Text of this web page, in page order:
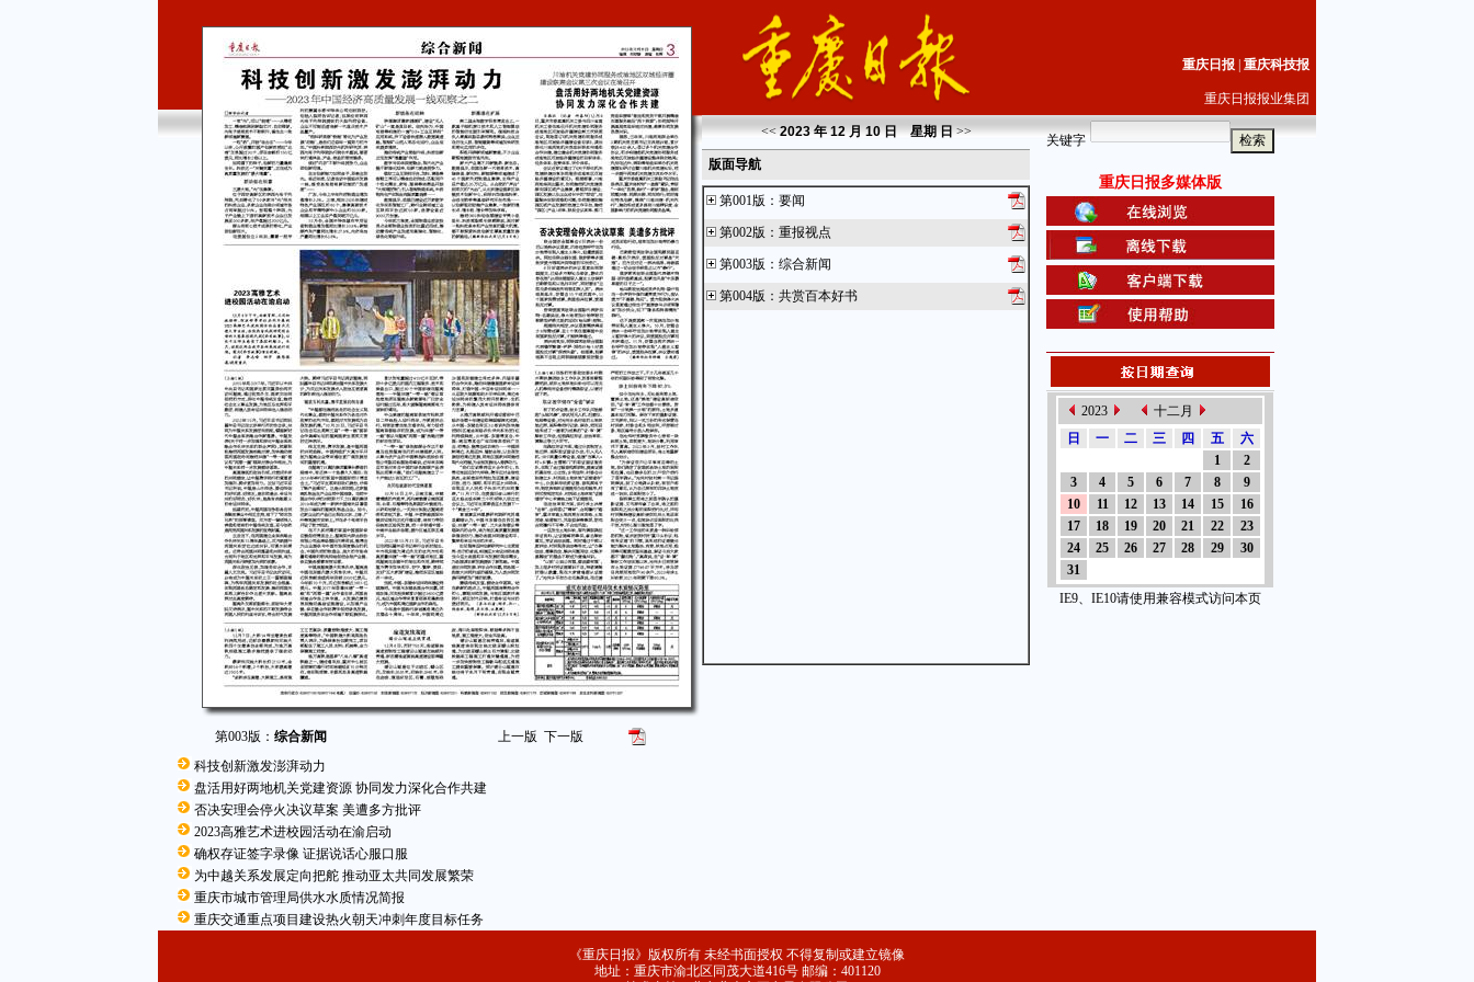
第003版： 综合新闻 上一版 下一版
科技创新激发澎湃动力
盘活用好两地机关党建资源 协同发力深化合作共建
否决安理会停火决议草案 美遭多方批评
2023高雅艺术进校园活动在渝启动
确权存证签字录像 证据说话心服口服
为中越关系发展定向把舵 推动亚太共同发展繁荣
重庆市城市管理局供水水质情况简报
重庆交通重点项目建设热火朝天冲刺年度目标任务
重庆日报 重庆科技报
重庆日报报业集团
<< 2023 年 12 月 10 日 星期日 >>
版面导航
第001版 ： 要闻
第002版 ： 重报视点
第003版 ： 综合新闻
第004版 ： 共赏百本好书
关键字
重庆日报多媒体版
2023
十二月
日
一 二 三 四 五
六
1
2
3
4 5 6 7 8
9
10
11 12 13 14 15
16
17
18 19 20 21 22
23
24
25 26 27 28 29
30
31
IE9、IE10请使用兼容模式访问本页
《重庆日报》版权所有 未经书面授权 不得复制或建立镜像
地址：重庆市渝北区同茂大道416号 邮编：401120